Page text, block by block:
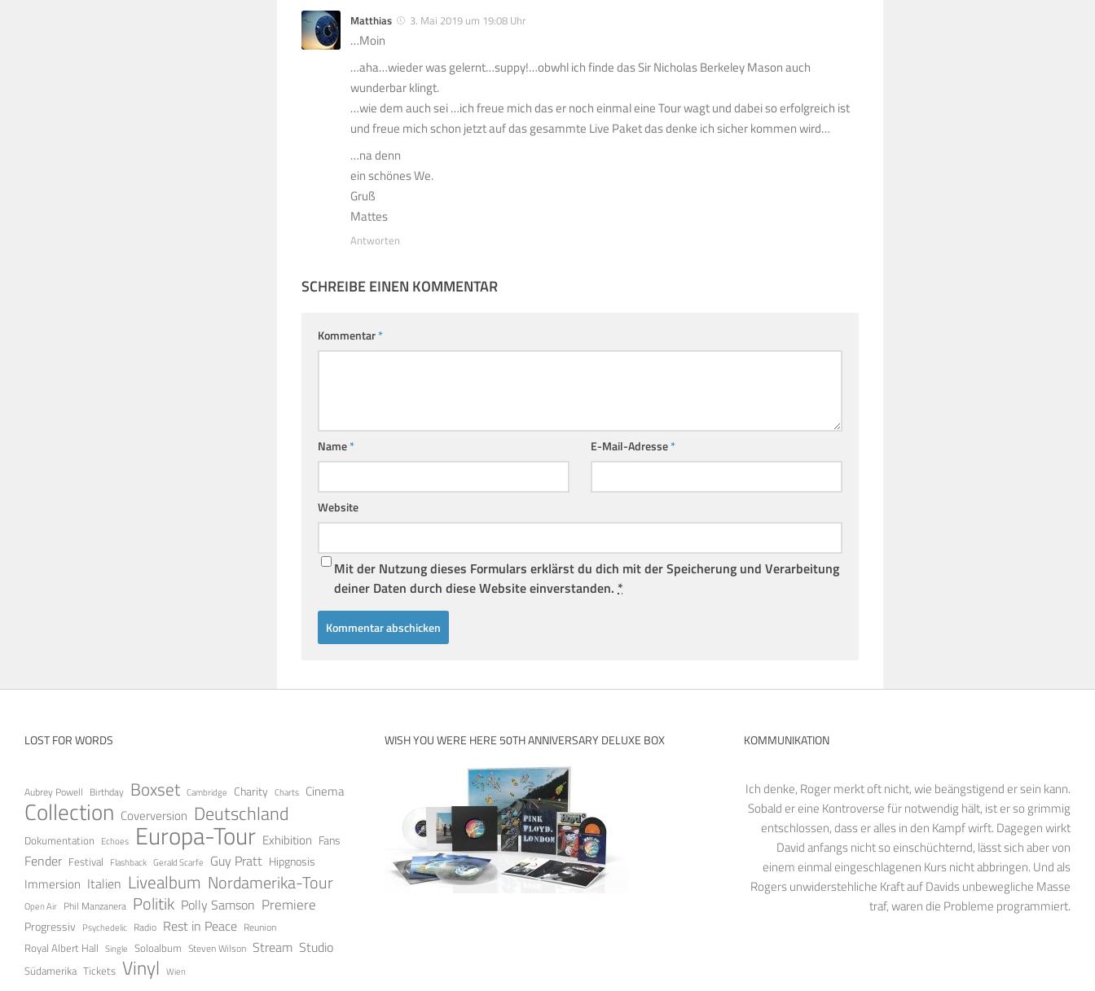
Matthias
3. Mai 2019 um 19:08 Uhr
…Moin
…aha…wieder was gelernt…suppy!…obwhl ich finde das Sir Nicholas Berkeley Mason auch
wunderbar klingt.
…wie dem auch sei …ich freue mich das er noch einmal eine Tour wagt und dabei so erfolgreich ist
und freue mich schon jetzt auf das gesammte Live Paket das denke ich sicher kommen wird…
…na denn
ein schönes We.
Gruß
Mattes
Antworten
SCHREIBE EINEN KOMMENTAR
Kommentar*
Name* E-Mail-Adresse*
Website
Mit der Nutzung dieses Formulars erklärst du dich mit der Speicherung und Verarbeitung
deiner Daten durch diese Website einverstanden. *
LOST FOR WORDS
Aubrey Powell Birthday Boxset Cambridge Charity Charts Cinema
Collection Coverversion Deutschland
Dokumentation Echoes Europa-Tour Exhibition Fans
Fender Festival Flashback Gerald Scarfe Guy Pratt Hipgnosis
Immersion Italien Livealbum Nordamerika-Tour
Open Air Phil Manzanera Politik Polly Samson Premiere
Progressiv Psychedelic Radio Rest in Peace Reunion
Royal Albert Hall Single Soloalbum Steven Wilson Stream Studio
Südamerika Tickets Vinyl Wien
WISH YOU WERE HERE 50TH ANNIVERSARY DELUXE BOX KOMMUNIKATION
Ich denke, Roger merkt oft nicht, wie beängstigend er sein kann.
Sobald er eine Kontroverse für notwendig hält, ist er so grimmig
entschlossen, dass er alles in den Kampf wirft. Dagegen wirkt
David anfangs nicht so einschüchternd, lässt sich aber von
einem einmal eingeschlagenen Kurs nicht abbringen. Und als
Rogers unwiderstehliche Kraft auf Davids unbewegliche Masse
traf, waren die Probleme programmiert.